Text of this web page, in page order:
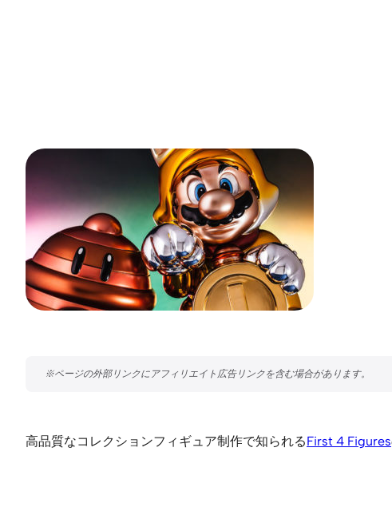
高品質なコレクションフィギュア制作で知られるFirst 4 Figures